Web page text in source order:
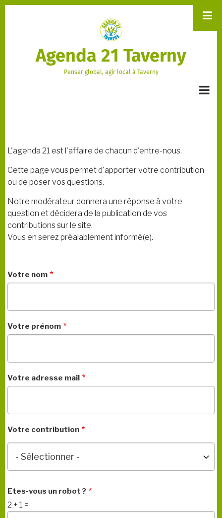
Aller
Agenda 21 Taverny
Penser global, agir local à Taverny
L'agenda 21 est l'affaire de chacun d'entre-nous.
Cette page vous permet d'apporter votre contribution
ou de poser vos questions.
Notre modérateur donnera une réponse à votre
question et décidera de la publication de vos
contributions sur le site.
Vous en serez préalablement informé(e).
Votre nom
Votre prénom
Votre adresse mail
Votre contribution
Etes-vous un robot ?
2 + 1 =